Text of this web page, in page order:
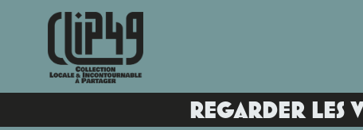
REGARDER LES